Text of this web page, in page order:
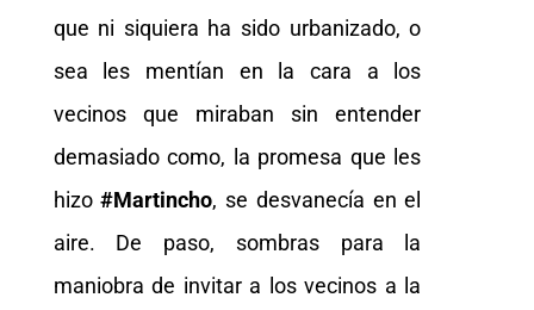
que ni siquiera ha sido urbanizado, o
sea les mentían en la cara a los
vecinos que miraban sin entender
demasiado como, la promesa que les
hizo#Martincho, se desvanecía en el
aire. De paso, sombras para la
maniobra de invitar a los vecinos a la